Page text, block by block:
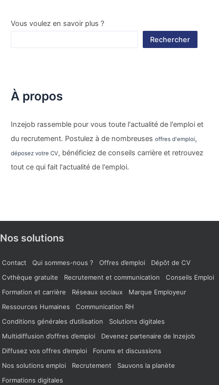
Vous voulez en savoir plus ?
Rechercher
À propos
Inzejob rassemble pour vous toute l'actualité de l'emploi et
du recrutement. Postulez à de nombreusesoffres d'emploi,
déposez votre CV, bénéficiez de conseils carrière et retrouvez
tout ce qui fait l'actualité de l'emploi.
Nos solutions
Contact Qui sommes-nous ? Offres d’emploi
Dépôt de CV
Cvthèque gratuite
Recrutement et communication
Conseils Emploi
Formation et carrière
Réseaux sociaux
Marque Employeur
Ressources Humaines
Communication RH
Conditions générales d’utilisation
Solutions digitales
Multidiffusion d’offres d’emploi
Devenez partenaire de Inzejob
Diffusez vos offres d’emploi
Forums et discussions
Nos solutions emploi
Recrutement
Sauvons la planète
Formations digitales